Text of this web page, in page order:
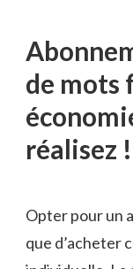
de mots
réalisez !
Opter pour un
que d’acheter